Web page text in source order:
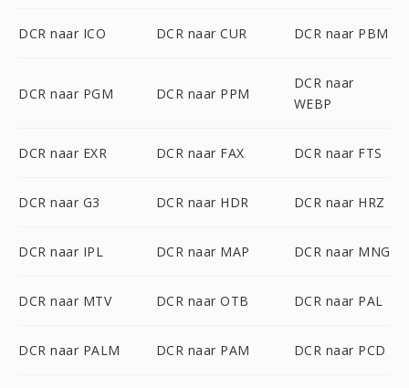
DCR naar ICO DCR naar CUR DCR naar PBM
DCR naar PGM DCR naar PPM
DCR naar
WEBP
DCR naar EXR DCR naar FAX DCR naar FTS
DCR naar G3 DCR naar HDR DCR naar HRZ
DCR naar IPL DCR naar MAP DCR naar MNG
DCR naar MTV DCR naar OTB DCR naar PAL
DCR naar PALM DCR naar PAM DCR naar PCD